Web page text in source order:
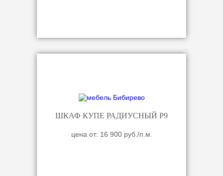
ШКАФ КУПЕ РАДИУСНЫЙ Р9
цена от: 16 900 руб./п.м.